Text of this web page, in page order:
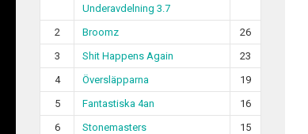
Underavdelning 3.7
2 Broomz
26
3
Shit Happens Again
23
4
Översläpparna
19
5
Fantastiska 4an
16
6
Stonemasters
15